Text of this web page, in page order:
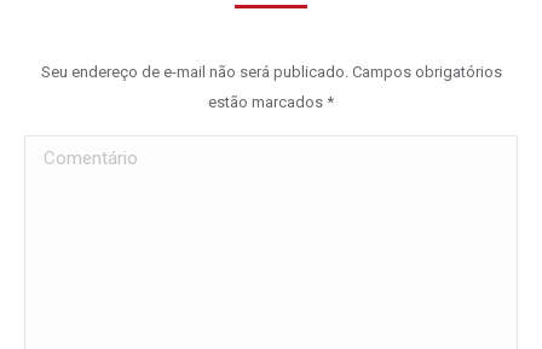
Seu endereço de e-mail não será publicado. Campos obrigatórios
estão marcados *
Comentário